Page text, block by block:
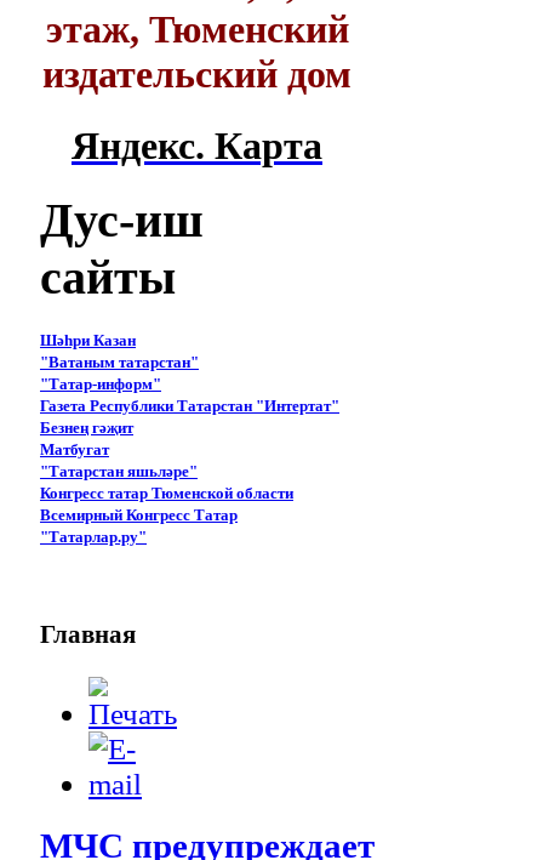
этаж, Тюменский
издательский дом
Яндекс. Карта
Дус-иш
сайты
Шәһри Казан
"Ватаным татарстан"
"Татар-информ"
Газета Республики Татарстан "Интертат"
Безнең гәҗит
Матбугат
"Татарстан яшьләре"
Конгресс татар Тюменской области
Всемирный Конгресс Татар
"Татарлар.ру"
Главная
МЧС предупреждает